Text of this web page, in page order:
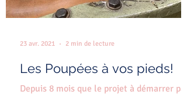
Les Poupées à vos pieds!
Depuis 8 mois que le projet à démarrer par
23 avr. 2021 2 min de lecture